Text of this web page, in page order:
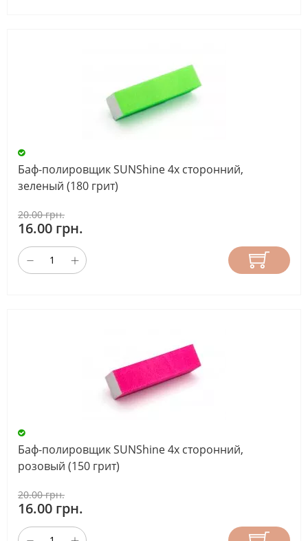
Баф-полировщик SUNShine 4х сторонний,
зеленый (180 грит)
20.00 грн.
16.00 грн.
Баф-полировщик SUNShine 4х сторонний,
розовый (150 грит)
20.00 грн.
16.00 грн.